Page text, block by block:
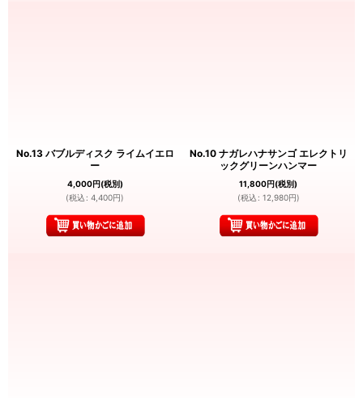
No.13 バブルディスク ライムイエロ
ー
4,000円(税別)
(税込 : 4,400円)
No.10 ナガレハナサンゴ エレクトリ
ックグリーンハンマー
11,800円(税別)
(税込 : 12,980円)